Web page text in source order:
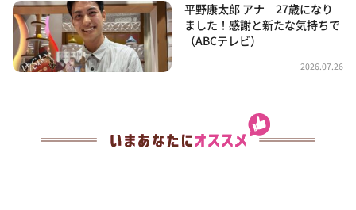
平野康太郎 アナ 27歳になり
ました！感謝と新たな気持ちで
（ABCテレビ）
2026.07.26